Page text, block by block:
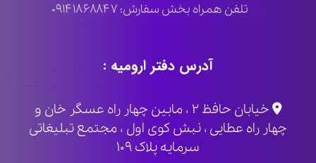
تلفن همراه بخش سفارش: ۰۹۱۴۱۸۶۸۸۴۷
آدرس دفتر ارومیه :
خیابان حافظ ۲ ، مابین چهار راه عسگر خان و
چهار راه عطایی ، نبش کوی اول ، مجتمع تبلیغاتی
سرمایه پلاک ۱۰۹